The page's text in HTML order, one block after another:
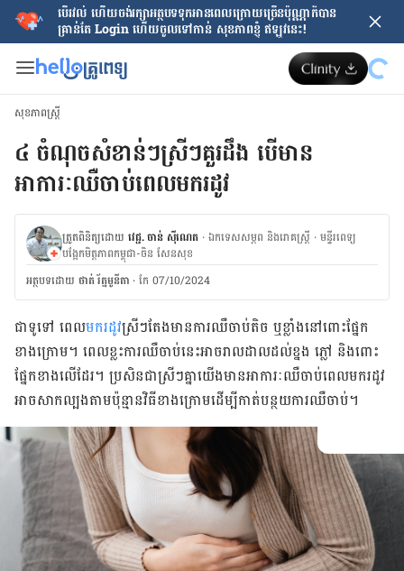
បើរវល់ ហើយចង់​រក្សាអត្ថបទទុកអានពេលក្រោយ​ច្រើនប៉ុណ្ណាក៏បាន
គ្រាន់តែ​ Login ហើយចូលទៅកាន់ សុខភាពខ្ញុំ ឥឡូវនេះ!
សុខភាពស្ត្រី
៤ ចំណុចសំខាន់ៗស្រីៗគួរដឹង​ បើ​មាន
អាការៈឈឺចាប់ពេលមករដូវ
ត្រួតពិនិត្យដោយ វេជ្ជ. ចាន់ ស៊ីណេត ·ឯកទេសសម្ភព និងរោគស្ត្រី ·ម​ន្ទីរពេទ្យ
បង្អែកមិត្តភាពកម្ពុជា-ចិន សែនសុខ
អត្ថបទ​ដោយ ថាត់ រ័ត្នមូនីតា · កែ 07/10/2024
ជា​ទូទៅ ពេល​មក​រដូវ​ស្រីៗ​តែង​មាន​ការ​ឈឺ​ចាប់​តិច ឬ​ខ្លាំង​នៅ​ពោះ​ផ្នែក​
ខាង​ក្រោម។ ពេល​ខ្លះ​ការ​ឈឺ​ចាប់​នេះ​អាច​រាលដាល​ដល់​ខ្នង ភ្លៅ និង​ពោះ​
ផ្នែក​ខាង​លើ​ដែរ។ ប្រសិនជា​ស្រីៗ​គ្នាយើង​មាន​អាការៈ​ឈឺ​ចាប់​ពេលមក​រដូវ​
អាច​សាកល្បង​តាម​ប៉ុន្មាន​វិធី​ខាងក្រោម​ដើម្បី​កាត់បន្ថយ​ការ​ឈឺចាប់។